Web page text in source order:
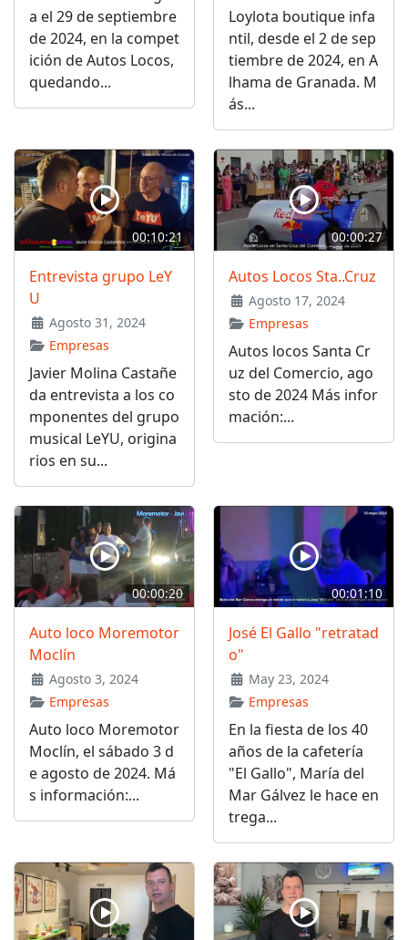
a el 29 de septiembre
de 2024, en la compet
ición de Autos Locos,
quedando...
Loylota boutique infa
ntil, desde el 2 de sep
tiembre de 2024, en A
lhama de Granada. M
ás...
00:10:21
Entrevista grupo LeY
U
Agosto 31, 2024
Empresas
Javier Molina Castañe
da entrevista a los co
mponentes del grupo
musical LeYU, origina
rios en su...
00:00:27
Autos Locos Sta..Cruz
Agosto 17, 2024
Empresas
Autos locos Santa Cr
uz del Comercio, ago
sto de 2024 Más infor
mación:...
00:00:20
Auto loco Moremotor
Moclín
Agosto 3, 2024
Empresas
Auto loco Moremotor
Moclín, el sábado 3 d
e agosto de 2024. Má
s información:...
00:01:10
José El Gallo "retratad
o"
May 23, 2024
Empresas
En la fiesta de los 40
años de la cafetería
"El Gallo", María del
Mar Gálvez le hace en
trega...